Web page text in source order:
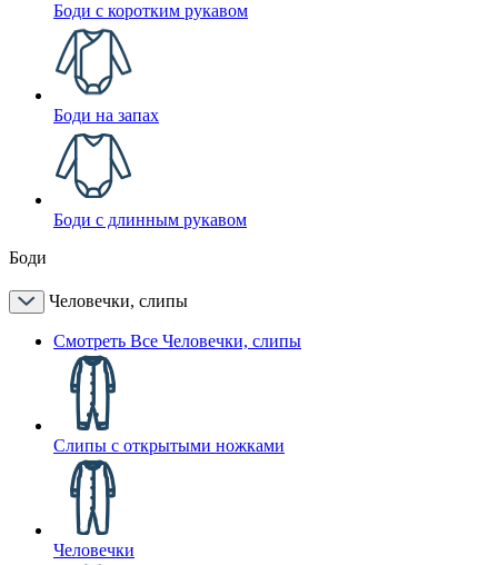
Боди с коротким рукавом
Боди на запах
Боди с длинным рукавом
Боди
Человечки, слипы
Смотреть Все Человечки, слипы
Слипы с открытыми ножками
Человечки